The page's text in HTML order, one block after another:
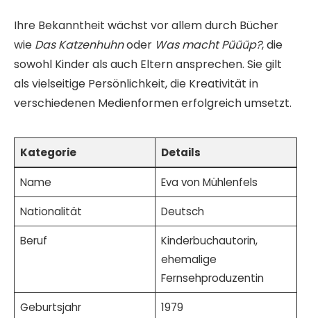
Ihre Bekanntheit wächst vor allem durch Bücher
wie Das Katzenhuhnoder Was macht Püüüp?, die
sowohl Kinder als auch Eltern ansprechen. Sie gilt
als vielseitige Persönlichkeit, die Kreativität in
verschiedenen Medienformen erfolgreich umsetzt.
Kategorie Details
Name
Eva von Mühlenfels
Nationalität
Deutsch
Beruf
Kinderbuchautorin,
ehemalige
Fernsehproduzentin
Geburtsjahr
1979